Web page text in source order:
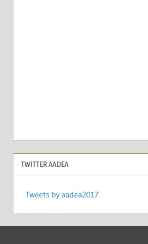
TWITTER AADEA
Tweets by aadea2017